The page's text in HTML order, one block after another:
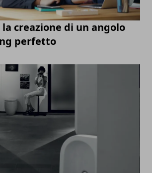
creazione di un angolo
perfetto